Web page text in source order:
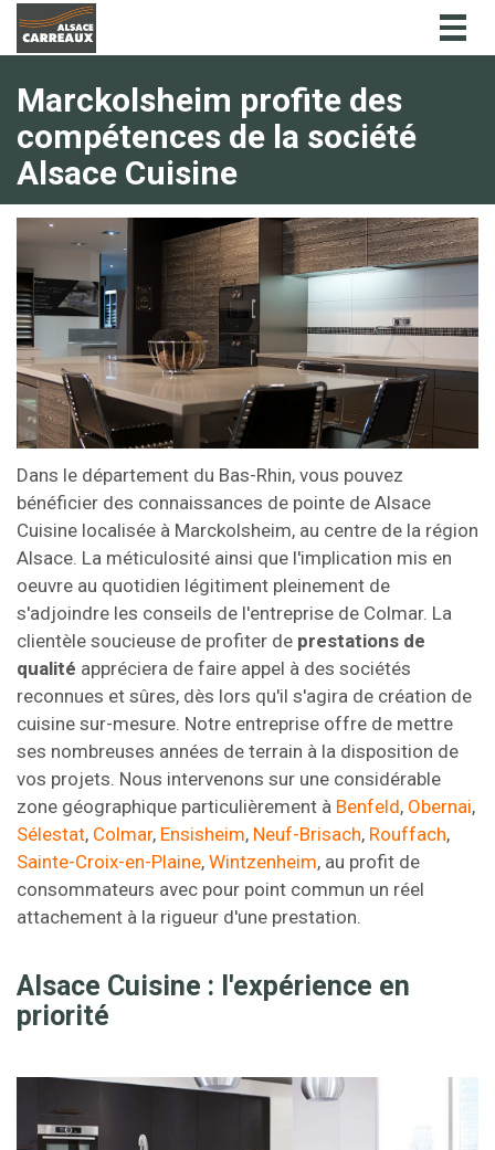
Marckolsheim profite des
compétences de la société
Alsace Cuisine
Dans le département du Bas-Rhin, vous pouvez
bénéficier des connaissances de pointe de Alsace
Cuisine localisée à Marckolsheim, au centre de la région
Alsace. La méticulosité ainsi que l'implication mis en
oeuvre au quotidien légitiment pleinement de
s'adjoindre les conseils de l'entreprise de Colmar. La
clientèle soucieuse de profiter de prestations de
qualité appréciera de faire appel à des sociétés
reconnues et sûres, dès lors qu'il s'agira de création de
cuisine sur-mesure. Notre entreprise offre de mettre
ses nombreuses années de terrain à la disposition de
vos projets. Nous intervenons sur une considérable
zone géographique particulièrement à Benfeld, Obernai,
Sélestat, Colmar, Ensisheim, Neuf-Brisach, Rouffach,
Sainte-Croix-en-Plaine, Wintzenheim, au profit de
consommateurs avec pour point commun un réel
attachement à la rigueur d'une prestation.
Alsace Cuisine : l'expérience en
priorité